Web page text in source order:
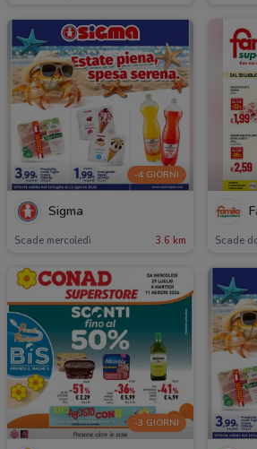
-4 GIORNI
Sigma
Scade mercoledì 3.6 km Scade
-3 GIORNI